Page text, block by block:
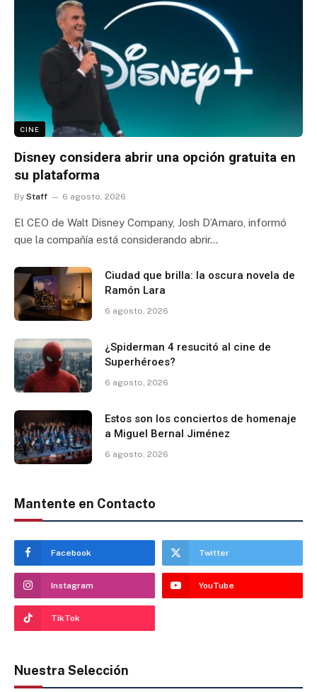
CINE
Disney considera abrir una opción gratuita en
su plataforma
By Staff 6 agosto, 2026
El CEO de Walt Disney Company, Josh D’Amaro, informó
que la compañía está considerando abrir…
Ciudad que brilla: la oscura novela de
Ramón Lara
6 agosto, 2026
¿Spiderman 4 resucitó al cine de
Superhéroes?
6 agosto, 2026
Estos son los conciertos de homenaje
a Miguel Bernal Jiménez
6 agosto, 2026
Mantente en Contacto
Facebook Twitter
Instagram YouTube
TikTok
Nuestra Selección